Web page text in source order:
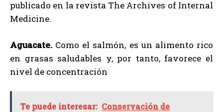
publicado en la revista The Archives of Internal
Medicine.
Aguacate. Como el salmón, es un alimento rico
en grasas saludables y, por tanto, favorece el
nivel de concentración
Te puede interesar: Conservación de